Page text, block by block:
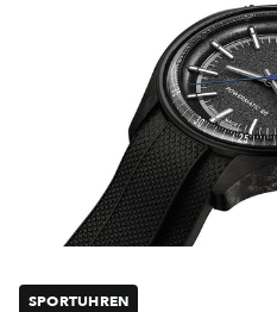
SPORTUHREN